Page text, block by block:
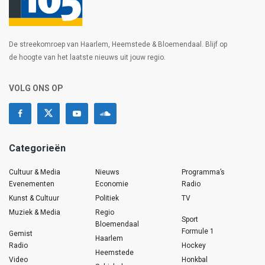
De streekomroep van Haarlem, Heemstede & Bloemendaal. Blijf op
de hoogte van het laatste nieuws uit jouw regio.
VOLG ONS OP
Categorieën
Cultuur & Media
Evenementen
Kunst & Cultuur
Muziek & Media
Gemist
Radio
Video
Nieuws
Economie
Politiek
Regio
Bloemendaal
Haarlem
Heemstede
Programma’s
Radio
TV
Sport
Formule 1
Hockey
Honkbal